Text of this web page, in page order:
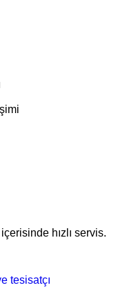
hızlı servis.
tesisatçı